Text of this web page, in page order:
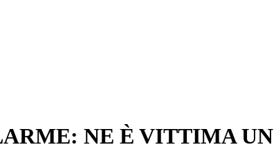
NE È VITTIMA